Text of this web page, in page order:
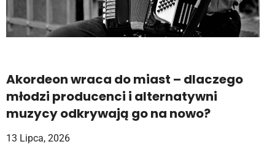
Akordeon wraca do miast – dlaczego
młodzi producenci i alternatywni
muzycy odkrywają go na nowo?
13 Lipca, 2026